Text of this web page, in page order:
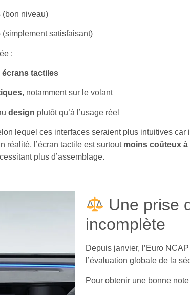
(bon niveau)
(simplement satisfaisant)
:
écrans tactiles
, notamment sur le volant
design plutôt qu’à l’usage réel
lequel ces interfaces seraient plus intuitives car
réalité, l’écran tactile est surtout moins coûteux
plus d’assemblage.
Une prise
incomplète
Depuis janvier, l’Euro NCAP
l’évaluation globale de la
Pour obtenir une bonne note